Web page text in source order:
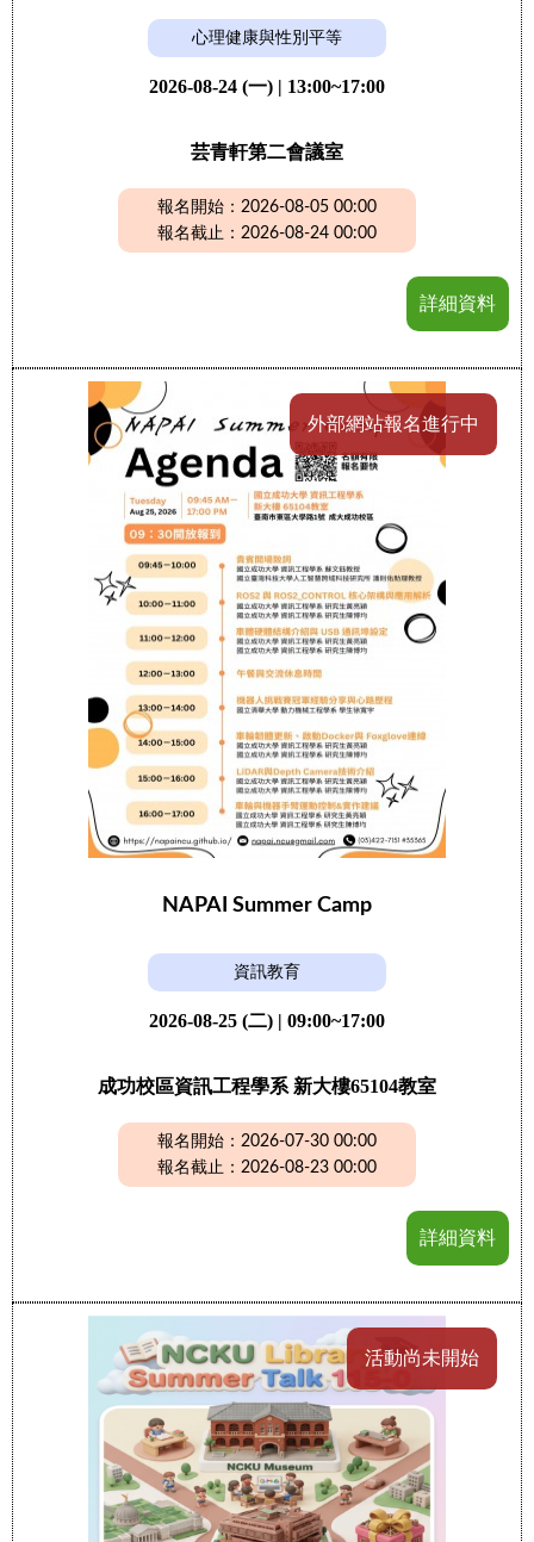
心理健康與性別平等
2026-08-24 (一) | 13:00~17:00
芸青軒第二會議室
報名開始：2026-08-05 00:00
報名截止：2026-08-24 00:00
詳細資料
外部網站報名進行中
NAPAI Summer Camp
資訊教育
2026-08-25 (二) | 09:00~17:00
成功校區資訊工程學系 新大樓65104教室
報名開始：2026-07-30 00:00
報名截止：2026-08-23 00:00
詳細資料
活動尚未開始